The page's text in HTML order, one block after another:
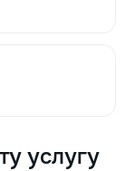
услугу